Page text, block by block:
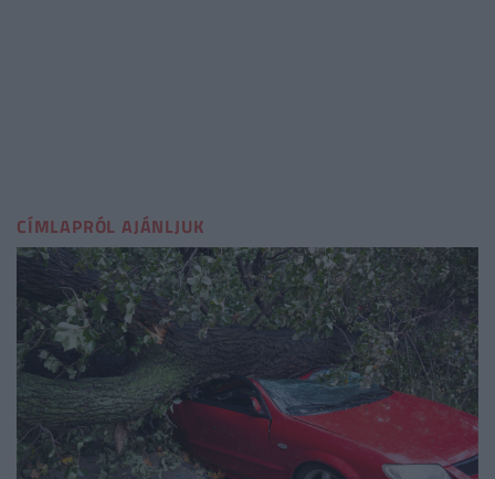
CÍMLAPRÓL AJÁNLJUK